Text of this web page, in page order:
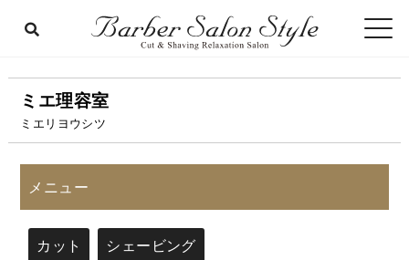
ミエ理容室
ミエリヨウシツ
メニュー
カット シェービング